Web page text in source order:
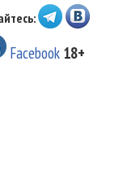
Facebook 18+